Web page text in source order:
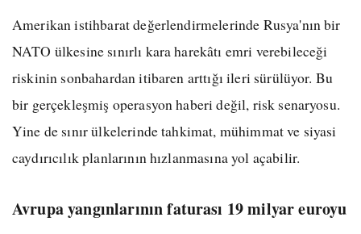
Amerikan istihbarat değerlendirmelerinde Rusya'nın bir
NATO ülkesine sınırlı kara harekâtı emri verebileceği
riskinin sonbahardan itibaren arttığı ileri sürülüyor. Bu
bir gerçekleşmiş operasyon haberi değil, risk senaryosu.
Yine de sınır ülkelerinde tahkimat, mühimmat ve siyasi
caydırıcılık planlarının hızlanmasına yol açabilir.
Avrupa yangınlarının faturası 19 milyar euroyu